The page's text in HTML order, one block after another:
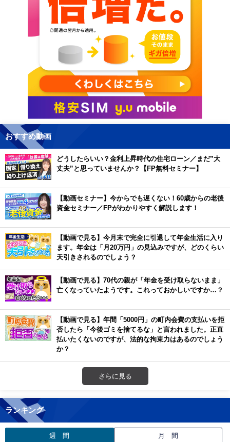
おすすめ動画
どうしたらいい？金利上昇時代の住宅ローン／まだ”大
丈夫”と思っていませんか？【FP無料セミナー】
【動画セミナー】今からでも遅くない！60歳からの老後
資金セミナー／FPがわかりやすく解説します！
【動画で見る】今月末で完全に引退して年金生活に入り
ます。年金は「月20万円」の見込みですが、どのくらい
天引きされるのでしょう？
【動画で見る】70代の親が「年金を受け取らないまま」
亡くなっていたようです。これっておかしいですか…？
【動画で見る】年間「5000円」の町内会費の支払いを拒
否したら「今後ゴミを捨てるな」と言われました。正直
払いたくないのですが、法的な拘束力はあるのでしょう
か？
さらに見る
ランキング
週 間 月 間